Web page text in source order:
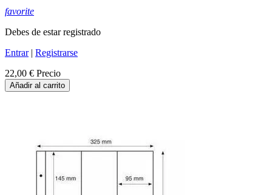
favorite
Debes de estar registrado
Entrar| Registrarse
22,00 € Precio
Añadir al carrito